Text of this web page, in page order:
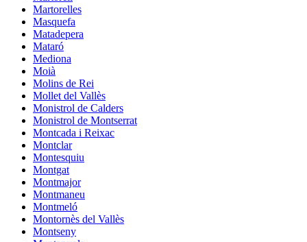
Martorelles
Masquefa
Matadepera
Mataró
Mediona
Moià
Molins de Rei
Mollet del Vallès
Monistrol de Calders
Monistrol de Montserrat
Montcada i Reixac
Montclar
Montesquiu
Montgat
Montmajor
Montmaneu
Montmeló
Montornès del Vallès
Montseny